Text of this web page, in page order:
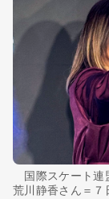
国際スケート連
荒川静香さん＝７